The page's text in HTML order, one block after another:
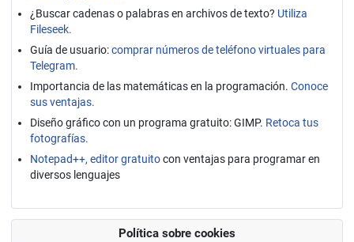
¿Buscar cadenas o palabras en archivos de texto? Utiliza
Fileseek.
Guía de usuario:comprar números de teléfono virtuales para
Telegram.
Importancia de las matemáticas en la programación. Conoce
sus ventajas.
Diseño gráfico con un programa gratuito: GIMP. Retoca tus
fotografías.
Notepad++, editor gratuitocon ventajas para programar en
diversos lenguajes
Política sobre cookies